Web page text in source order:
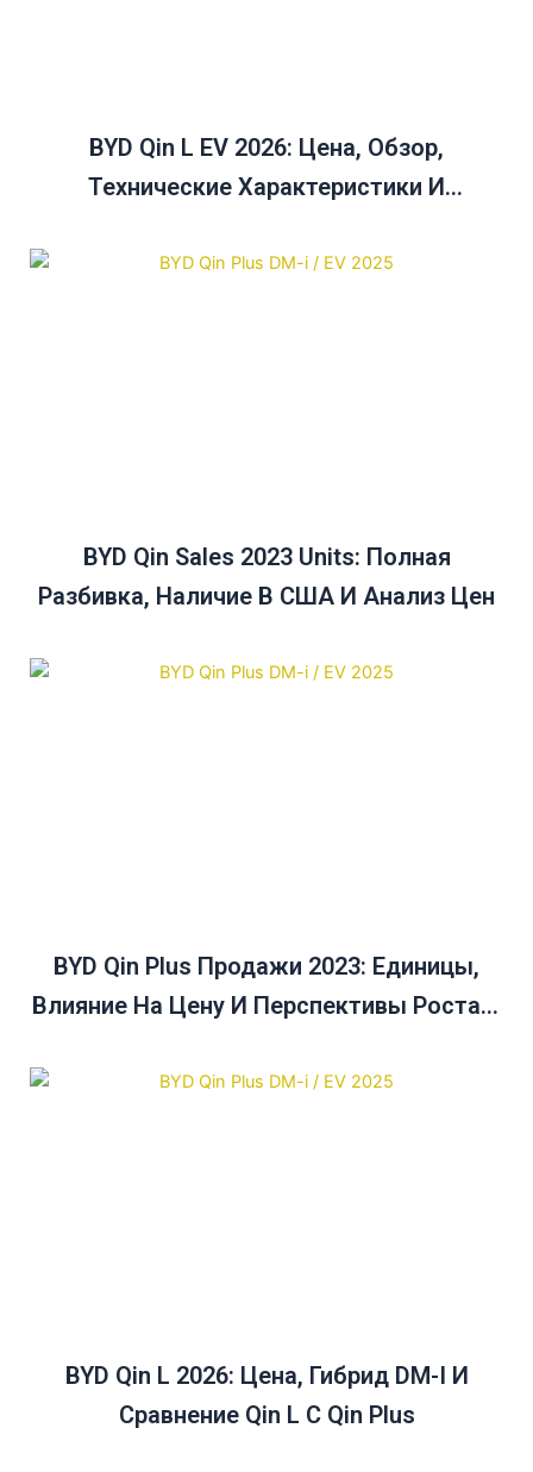
BYD Qin L EV 2026: Цена, Обзор,
Технические Характеристики И
Plus
BYD Qin Sales 2023 Units: Полная
Разбивка, Наличие В США И Анализ Цен
BYD Qin Plus Продажи 2023: Единицы,
Влияние На Цену И Перспективы Роста В
BYD Qin L 2026: Цена, Гибрид DM-I И
Сравнение Qin L С Qin Plus